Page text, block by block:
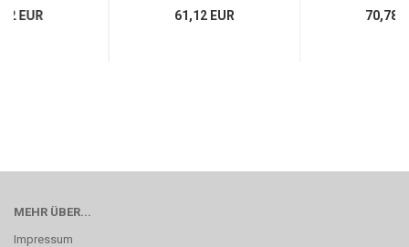
EUR 61,12 EUR 70,78
MEHR ÜBER...
Impressum